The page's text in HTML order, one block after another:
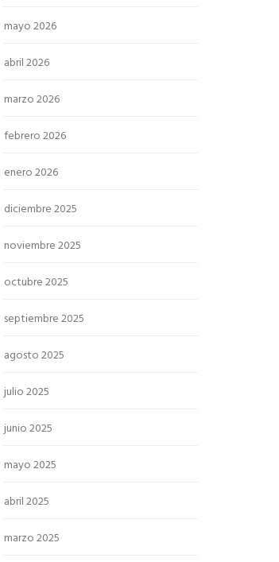
mayo 2026
abril 2026
marzo 2026
febrero 2026
enero 2026
diciembre 2025
noviembre 2025
octubre 2025
septiembre 2025
agosto 2025
julio 2025
junio 2025
mayo 2025
abril 2025
marzo 2025